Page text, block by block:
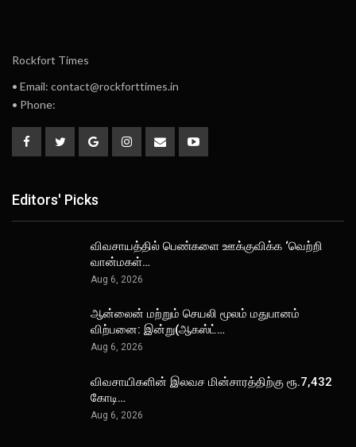
Rockfort Times
• Email: contact@rockforttimes.in
• Phone:
Editors' Picks
விவசாயத்தில் பெண்களை ஊக்குவிக்க ‘வெற்றி
வான்மகள்…
Aug 6, 2026
ஆன்லைன் மற்றும் செயலி மூலம் மதுபானம்
விற்பனை: இன்று(ஆகஸ்ட்…
Aug 6, 2026
விவசாயிகளின் இலவச மின்சாரத்திற்கு ரூ.7,432
கோடி…
Aug 6, 2026